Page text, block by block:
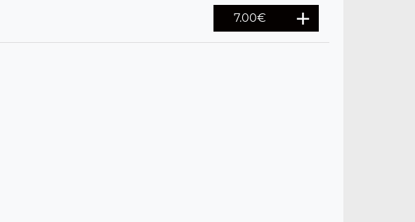
7.00€